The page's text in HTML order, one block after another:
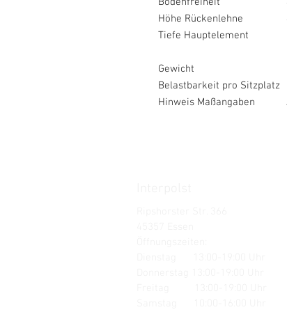
Höhe Rückenlehne
Tiefe Hauptelement
Gewicht
Belastbarkeit pro Sitzplatz
Hinweis Maßangaben